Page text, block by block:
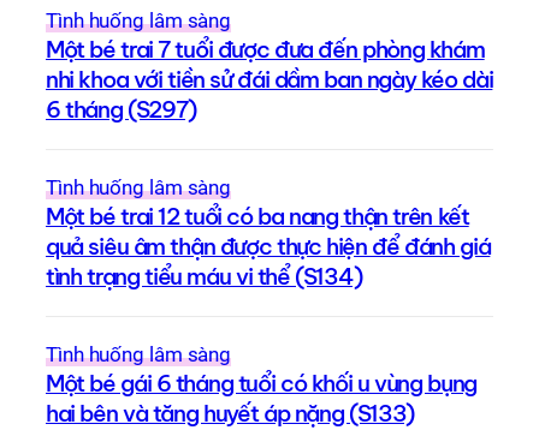
Tình huống lâm sàng
Một bé trai 7 tuổi được đưa đến phòng khám
nhi khoa với tiền sử đái dầm ban ngày kéo dài
6 tháng (S297)
Tình huống lâm sàng
Một bé trai 12 tuổi có ba nang thận trên kết
quả siêu âm thận được thực hiện để đánh giá
tình trạng tiểu máu vi thể (S134)
Tình huống lâm sàng
Một bé gái 6 tháng tuổi có khối u vùng bụng
hai bên và tăng huyết áp nặng (S133)